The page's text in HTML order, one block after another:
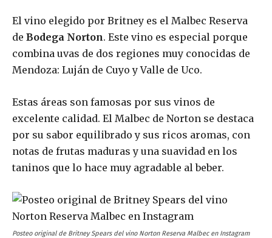
El vino elegido por Britney es el Malbec Reserva
de Bodega Norton. Este vino es especial porque
combina uvas de dos regiones muy conocidas de
Mendoza: Luján de Cuyo y Valle de Uco.
Estas áreas son famosas por sus vinos de
excelente calidad. El Malbec de Norton se destaca
por su sabor equilibrado y sus ricos aromas, con
notas de frutas maduras y una suavidad en los
taninos que lo hace muy agradable al beber.
Posteo original de Britney Spears del vino Norton Reserva Malbec en Instagram